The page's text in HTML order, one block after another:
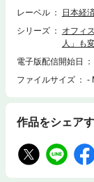
経営戦略的視点か
します。従業員の
営につながる職場
いきます。＜目次
――働きやすさと生
3 オタフクホールデ
株式会社松川レピ
人が集まりたく
「人が集まる場
工場の新しいオ
レーベル
日本経
シリーズ
オフィ
人」も
電子版配信開始日
ファイルサイズ
-
作品をシェア